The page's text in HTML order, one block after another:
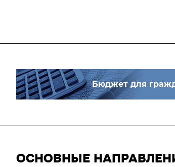
Бюджет для
ОСНОВНЫЕ